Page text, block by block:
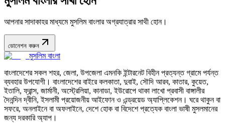
আপনার সাদাকাহর মাধ্যমে মুসলিম বাংলার অগ্রযাত্রার সাথী হোন।
ডোনেশন করুন
মুসলিম বাংলা
বাংলাদেশের সকল শহর, জেলা, উপজেলা এমনকি ইন্টারনেট বিহীন প্রত্যন্ত গ্রামে পর্যন্ত
ব্যবহার উপযোগী। বাংলাদেশের বাইরে কলকাতা, দুবাই, সৌদি আরব, কাতার, কুয়েত,
ইতালি, ফ্রান্স, জার্মানী, অস্ট্রেলিয়া, কানাডা, ইউরোপে থাকা লাখো প্রবাসী বাঙ্গালীর
দৈনন্দিন দ্বীনি, ইসলামী প্রয়োজনীয় আইফোন ও এন্ড্রয়েড অ্যাপ্লিকেশন। ঘরে থাকুন বা
সফরে, অনলাইনে বা অফলাইনে, দেশে হোক বা বিদেশে প্রত্যেক বাংলা ভাষী মুসলমানের
জন্য দরকারি অ্যাপ।